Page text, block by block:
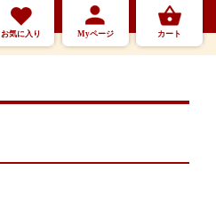
お気に入り Myページ カート